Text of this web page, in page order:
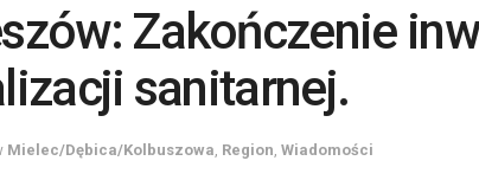
Zakończenie
sanitarnej.
Mielec/Dębica/Kolbuszowa Region Wiadomości